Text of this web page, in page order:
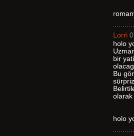
Lorri
holo
bir
Bu
olarak
holo